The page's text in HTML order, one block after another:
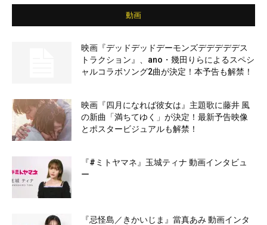
動画
映画『デッドデッドデーモンズデデデデデス
トラクション』、ano・幾田りらによるスペシ
ャルコラボソング2曲が決定！本予告も解禁！
映画『四月になれば彼女は』主題歌に藤井 風
の新曲「満ちてゆく」が決定！最新予告映像
とポスタービジュアルも解禁！
『#ミトヤマネ』玉城ティナ 動画インタビュ
ー
『忌怪島／きかいじま』當真あみ 動画インタ